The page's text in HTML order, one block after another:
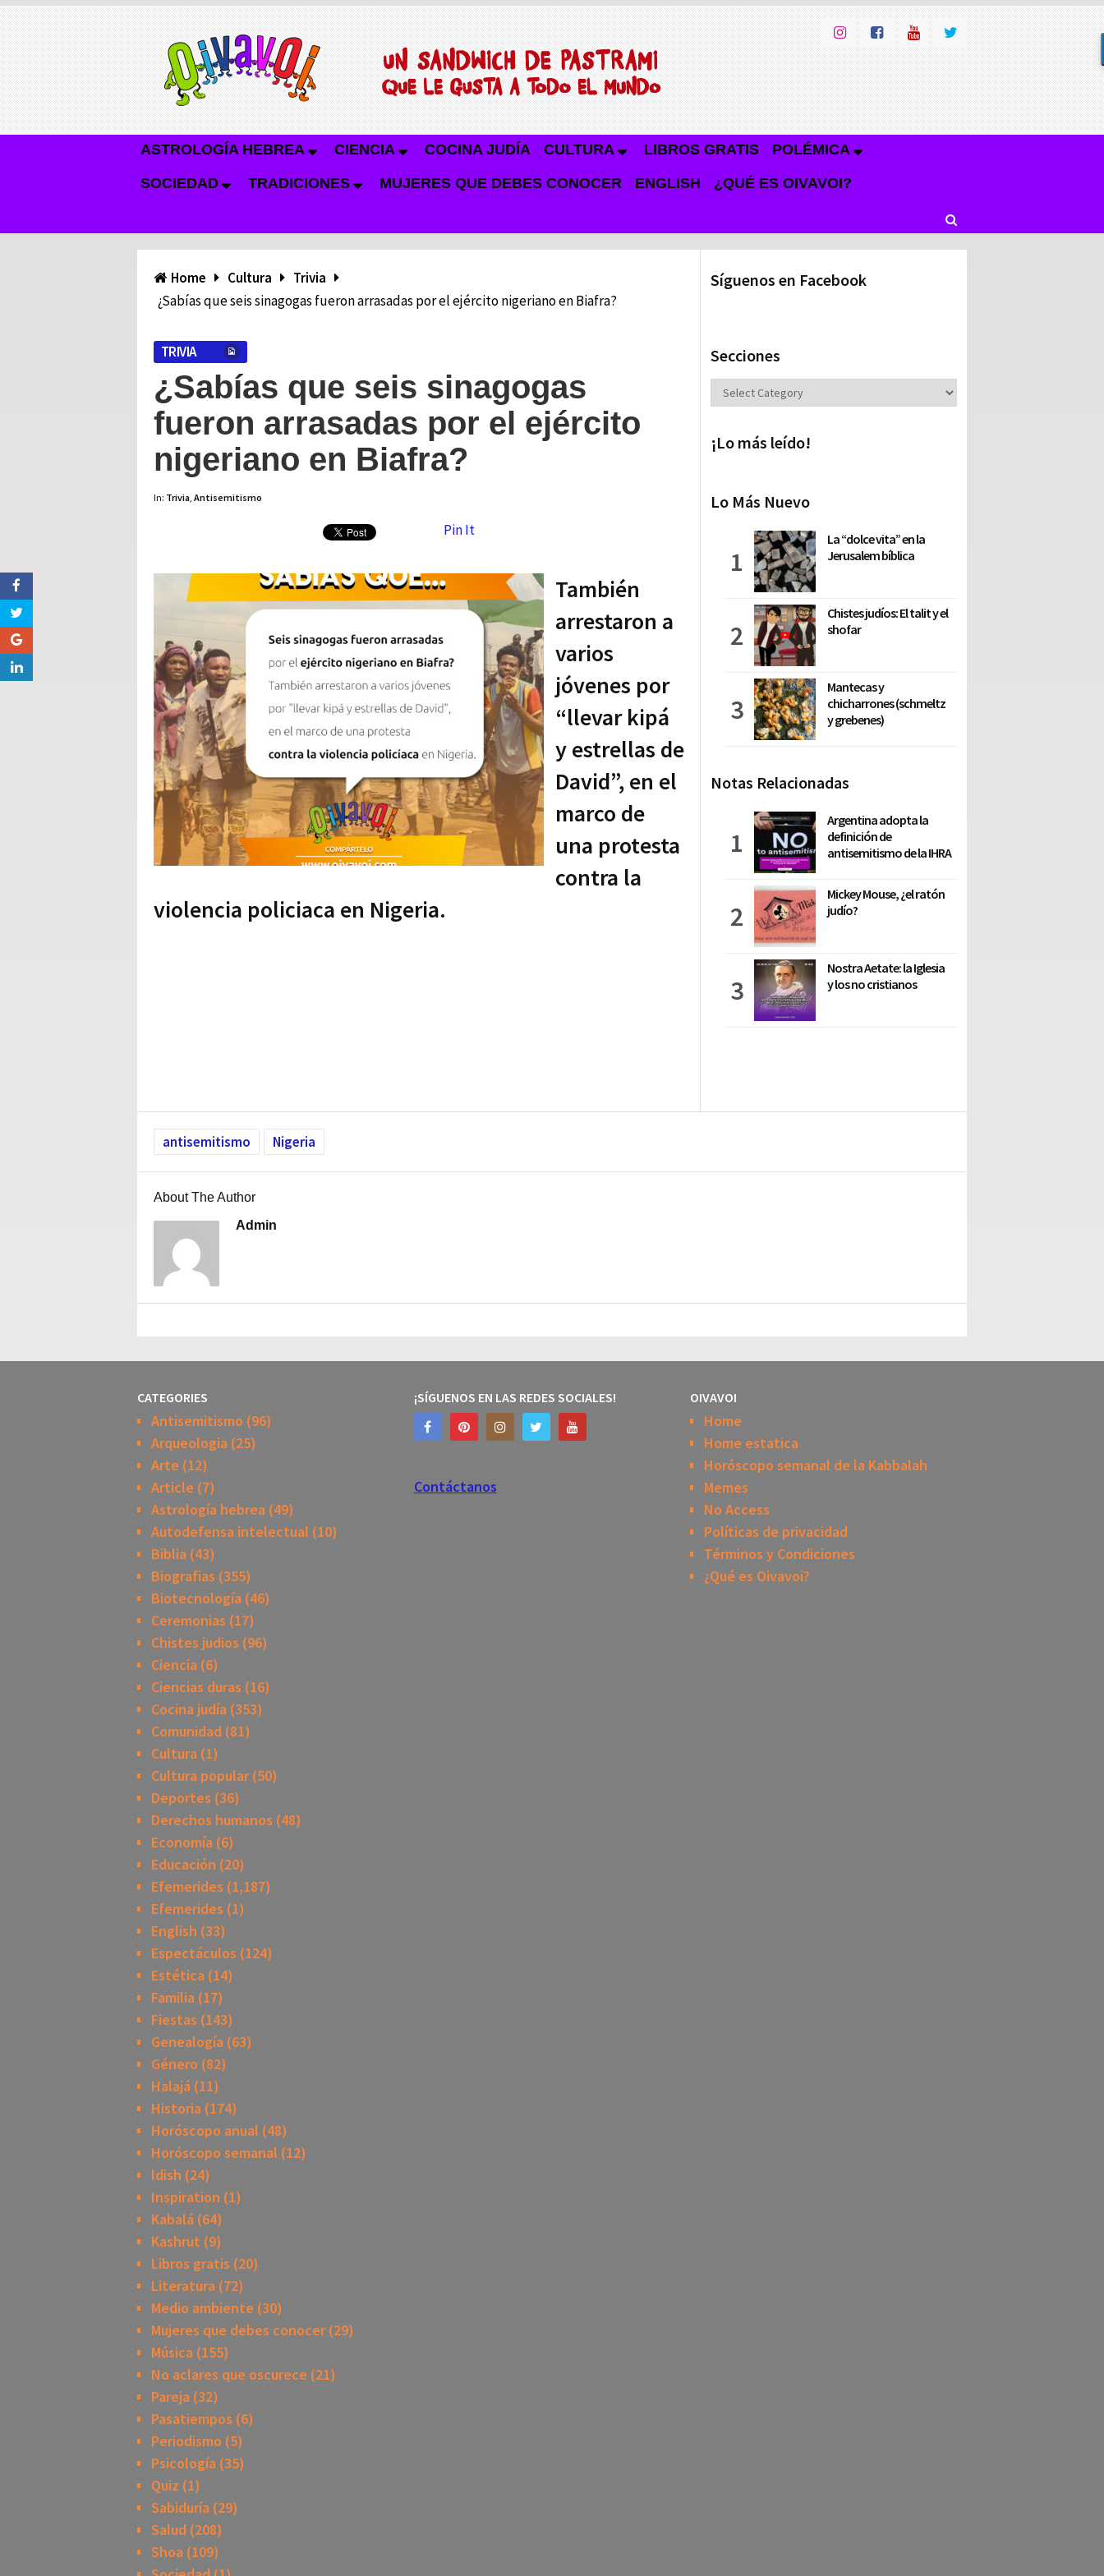
ASTROLOGÍA HEBREA CIENCIA COCINA JUDÍA CULTURA LIBROS GRATIS POLÉMICA
SOCIEDAD TRADICIONES MUJERES QUE DEBES CONOCER ENGLISH ¿QUÉ ES OIVAVOI?
Home Cultura
Trivia
¿Sabías que seis sinagogas fueron arrasadas por el ejército nigeriano en Biafra?
TRIVIA
¿Sabías que seis sinagogas
fueron arrasadas por el ejército
nigeriano en Biafra?
In: Trivia, Antisemitismo
Pin It
También
arrestaron a
varios
jóvenes por
“llevar kipá
y estrellas de
David”, en el
marco de
una protesta
contra la
violencia policiaca en Nigeria.
Síguenos en Facebook
Secciones
Secciones
¡Lo más leído!
Lo Más Nuevo
La “dolce vita” en la
Jerusalem bíblica
Chistes judíos: El talit y el
shofar
Mantecas y
chicharrones (schmeltz
y grebenes)
Notas Relacionadas
Argentina adopta la
definición de
antisemitismo de la IHRA
Mickey Mouse, ¿el ratón
judío?
Nostra Aetate: la Iglesia
y los no cristianos
antisemitismo Nigeria
About The Author
Admin
CATEGORIES
Antisemitismo (96)
Arqueologia (25)
Arte (12)
Article (7)
Astrología hebrea (49)
Autodefensa intelectual (10)
Biblia (43)
Biografias (355)
Biotecnología (46)
Ceremonias (17)
Chistes judios (96)
Ciencia (6)
Ciencias duras (16)
Cocina judía (353)
Comunidad (81)
Cultura (1)
Cultura popular(50)
Deportes (36)
Derechos humanos (48)
Economía (6)
Educación (20)
Efemerides (1,187)
Efemerides (1)
English (33)
Espectáculos (124)
Estética (14)
Familia (17)
Fiestas (143)
Genealogía (63)
Género (82)
Halajá (11)
Historia (174)
Horóscopo anual (48)
Horóscopo semanal (12)
Idish (24)
Inspiration (1)
Kabalá (64)
Kashrut (9)
Libros gratis (20)
Literatura (72)
Medio ambiente (30)
Mujeres que debes conocer(29)
Música (155)
No aclares que oscurece (21)
Pareja (32)
Pasatiempos (6)
Periodismo (5)
Psicología (35)
Quiz (1)
Sabiduría (29)
Salud (208)
Shoa (109)
¡SÍGUENOS EN LAS REDES SOCIALES!
Contáctanos
OIVAVOI
Home
Home estatica
Horóscopo semanal de la Kabbalah
Memes
No Access
Políticas de privacidad
Términos y Condiciones
¿Qué es Oivavoi?